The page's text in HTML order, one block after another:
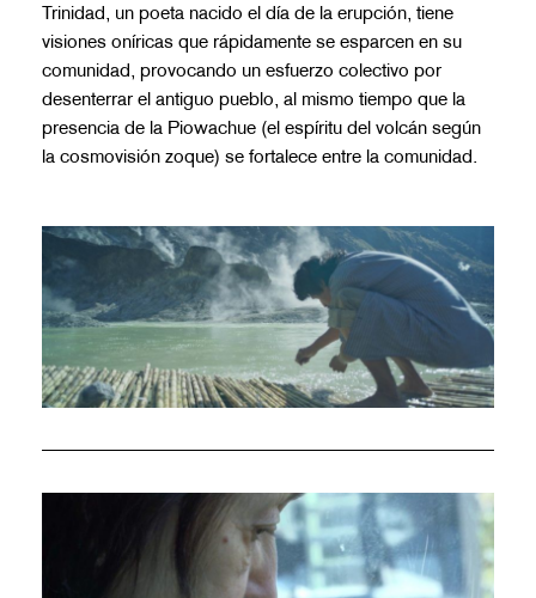
Trinidad, un poeta nacido el día de la erupción, tiene
visiones oníricas que rápidamente se esparcen en su
comunidad, provocando un esfuerzo colectivo por
desenterrar el antiguo pueblo, al mismo tiempo que la
presencia de la Piowachue (el espíritu del volcán según
la cosmovisión zoque) se fortalece entre la comunidad.